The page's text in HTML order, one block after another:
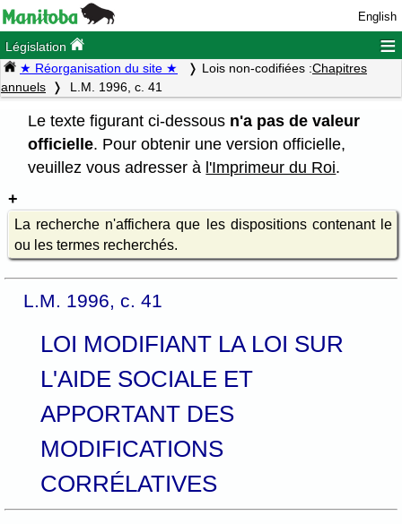
English
Législation ≡
★ Réorganisation du site ★ Lois non-codifiées :Chapitres
annuels
L.M. 1996, c. 41
Le texte figurant ci-dessous n'a pas de valeur
officielle. Pour obtenir une version officielle,
veuillez vous adresser à l'Imprimeur du Roi.
La recherche n'affichera que les dispositions contenant le
ou les termes recherchés.
L.M. 1996, c. 41
LOI MODIFIANT LA LOI SUR
L'AIDE SOCIALE ET
APPORTANT DES
MODIFICATIONS
CORRÉLATIVES